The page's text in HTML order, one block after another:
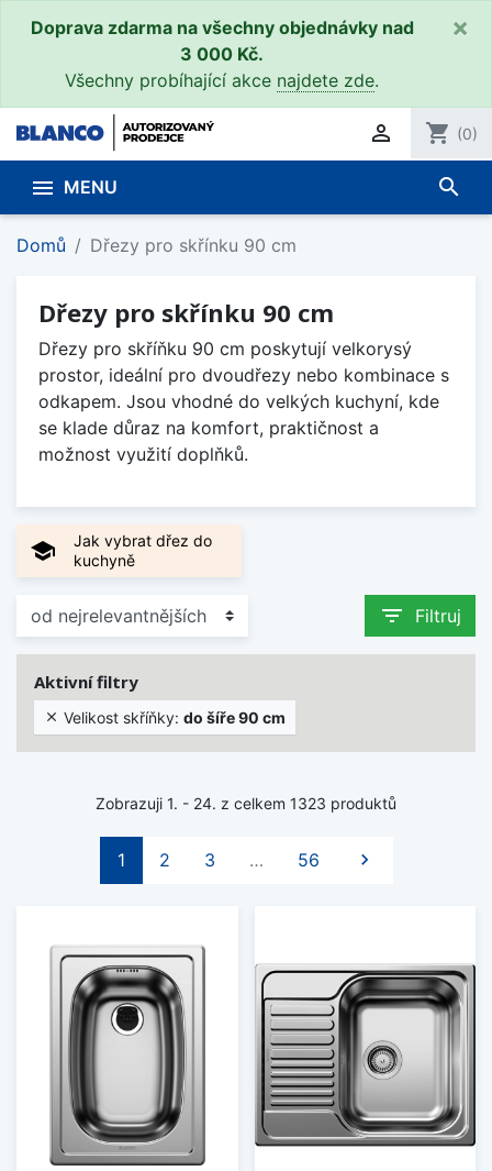
Doprava zdarma na všechny objednávky nad
3 000 Kč.
Všechny probíhající akce najdete zde.
×
 shopping_cart (0)
 MENU search
Domů Dřezy pro skřínku 90 cm
Dřezy pro skřínku 90 cm
Dřezy pro skříňku 90 cm poskytují velkorysý
prostor, ideální pro dvoudřezy nebo kombinace s
odkapem. Jsou vhodné do velkých kuchyní, kde
se klade důraz na komfort, praktičnost a
možnost využití doplňků.
school
Jak vybrat dřez do
kuchyně
filter_list Filtruj
Aktivní filtry
 Velikost skříňky: do šíře 90 cm
Zobrazuji 1. - 24. z celkem 1323 produktů
1 2 3 … 56 Další
